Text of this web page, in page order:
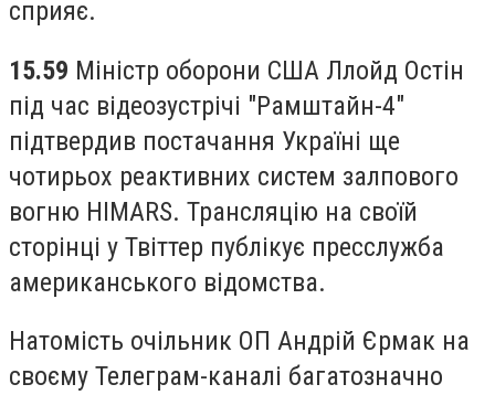
сприяє.
15.59 Міністр оборони США Ллойд Остін
під час відеозустрічі "Рамштайн-4"
підтвердив постачання Україні ще
чотирьох реактивних систем залпового
вогню HIMARS. Трансляцію на своїй
сторінці у Твіттер публікує пресслужба
американського відомства.
Натомість очільник ОП Андрій Єрмак на
своєму Телеграм-каналі багатозначно